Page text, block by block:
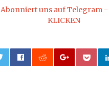
Abonniert uns auf Telegram -
KLICKEN